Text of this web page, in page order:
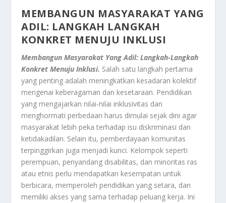
MEMBANGUN MASYARAKAT YANG
ADIL: LANGKAH LANGKAH
KONKRET MENUJU INKLUSI
Membangun Masyarakat Yang Adil: Langkah-Langkah
Konkret Menuju Inklusi. Salah satu langkah pertama
yang penting adalah meningkatkan kesadaran kolektif
mengenai keberagaman dan kesetaraan. Pendidikan
yang mengajarkan nilai-nilai inklusivitas dan
menghormati perbedaan harus dimulai sejak dini agar
masyarakat lebih peka terhadap isu diskriminasi dan
ketidakadilan. Selain itu, pemberdayaan komunitas
terpinggirkan juga menjadi kunci. Kelompok seperti
perempuan, penyandang disabilitas, dan minoritas ras
atau etnis perlu mendapatkan kesempatan untuk
berbicara, memperoleh pendidikan yang setara, dan
memiliki akses yang sama terhadap peluang kerja. Ini